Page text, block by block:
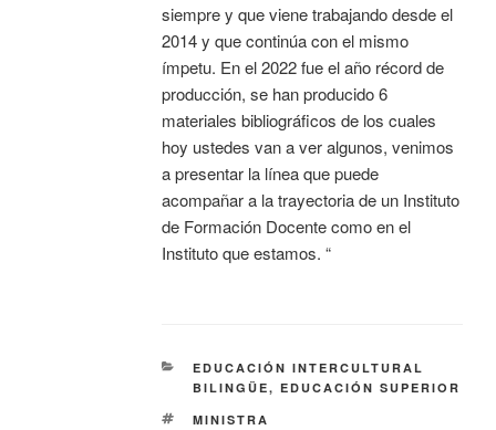
siempre y que viene trabajando desde el
2014 y que continúa con el mismo
ímpetu. En el 2022 fue el año récord de
producción, se han producido 6
materiales bibliográficos de los cuales
hoy ustedes van a ver algunos, venimos
a presentar la línea que puede
acompañar a la trayectoria de un Instituto
de Formación Docente como en el
Instituto que estamos. “
EDUCACIÓN INTERCULTURAL
BILINGÜE, EDUCACIÓN SUPERIOR
MINISTRA